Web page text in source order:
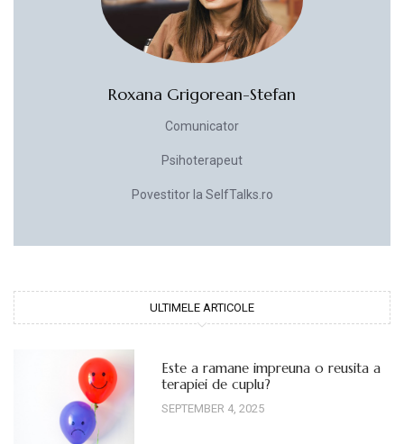
Roxana Grigorean-Stefan
Comunicator
Psihoterapeut
Povestitor la SelfTalks.ro
ULTIMELE ARTICOLE
Este a ramane impreuna o reusita a
terapiei de cuplu?
SEPTEMBER 4, 2025